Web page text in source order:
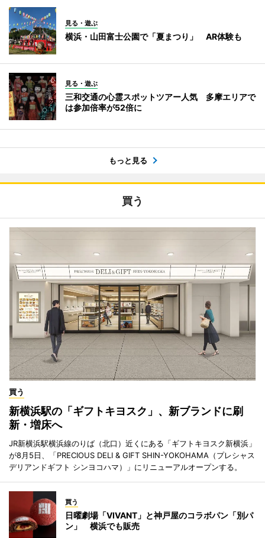
見る・遊ぶ
横浜・山田富士公園で「夏まつり」 AR体験も
見る・遊ぶ
三和交通の心霊スポットツアー人気 多摩エリアで
は参加倍率が52倍に
もっと見る
買う
買う
新横浜駅の「ギフトキヨスク」、新ブランドに刷
新・増床へ
JR新横浜駅横浜線のりば（北口）近くにある「ギフトキヨスク新横浜」
が8月5日、「PRECIOUS DELI & GIFT SHIN-YOKOHAMA（プレシャス
デリアンドギフト シンヨコハマ）」にリニューアルオープンする。
買う
日曜劇場「VIVANT」と神戸屋のコラボパン「別パ
ン」 横浜でも販売